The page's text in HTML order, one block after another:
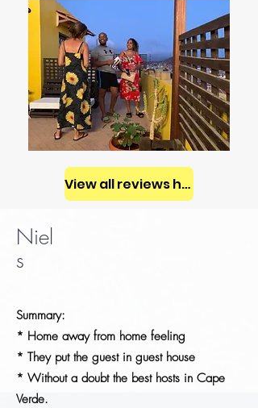
View all reviews here >
Niel
s
Summary:
* Home away from home feeling
* They put the guest in guest house
* Without a doubt the best hosts in Cape
Verde.